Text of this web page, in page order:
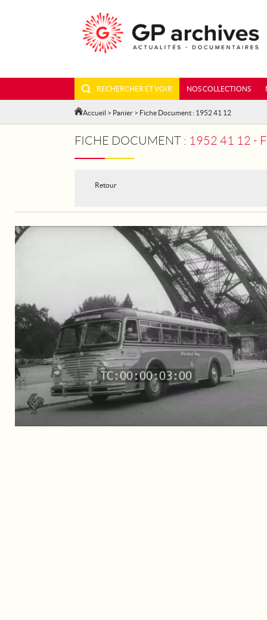
RECHERCHER ET VOIR NOS COLLECTIONS
Accueil > Panier > Fiche Document : 1952 41 12
FICHE DOCUMENT : 1952 41 12 -
Retour